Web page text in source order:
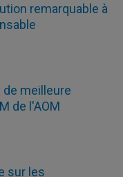
remarquable à
de meilleure
de l'AOM
sur les